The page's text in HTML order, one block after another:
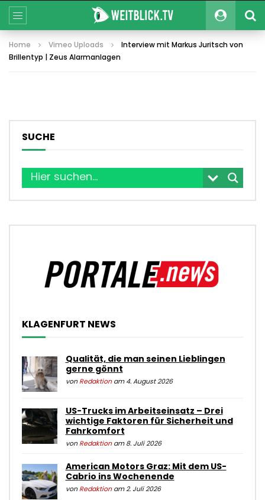
Home Vimeo Uploads
Interview mit Markus Juritsch von
Brillentyp | Zeus Alarmanlagen
SUCHE
KLAGENFURT NEWS
Qualität, die man seinen Lieblingen
gerne gönnt
von Redaktionam 4. August 2026
US-Trucks im Arbeitseinsatz – Drei
wichtige Faktoren für Sicherheit und
Fahrkomfort
von Redaktionam 8. Juli 2026
American Motors Graz: Mit dem US-
Cabrio ins Wochenende
von Redaktionam 2. Juli 2026